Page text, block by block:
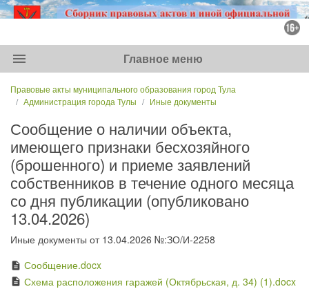
menu Главное меню
Правовые акты муниципального образования город Тула
Администрация города Тулы
Иные документы
Сообщение о наличии объекта,
имеющего признаки бесхозяйного
(брошенного) и приеме заявлений
собственников в течение одного месяца
со дня публикации (опубликовано
13.04.2026)
Иные документы от 13.04.2026 №:ЗО/И-2258
description Сообщение.docx
description Схема расположения гаражей (Октябрьская, д. 34) (1).docx